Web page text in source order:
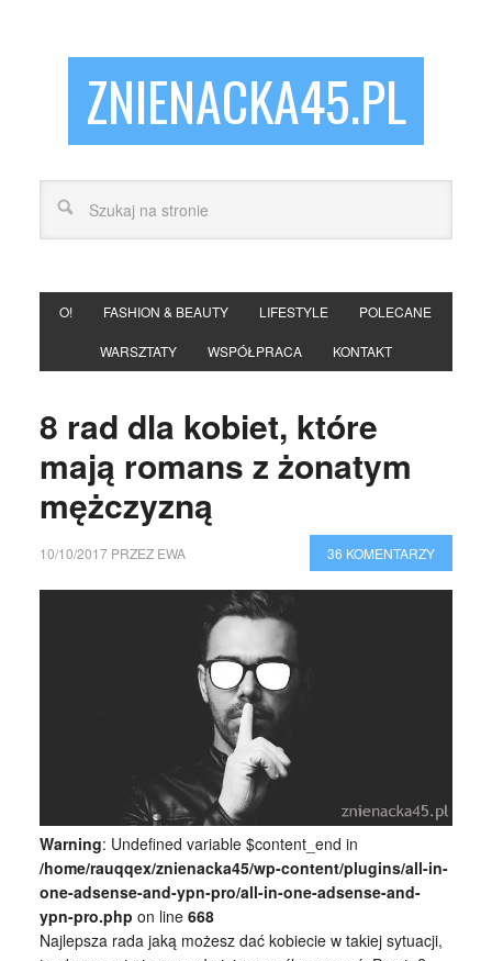
ZNIENACKA45.PL
O! FASHION & BEAUTY LIFESTYLE POLECANE
WARSZTATY WSPÓŁPRACA KONTAKT
8 rad dla kobiet, które
mają romans z żonatym
mężczyzną
10/10/2017PRZEZ EWA 36 KOMENTARZY
Warning: Undefined variable $content_end in
/home/rauqqex/znienacka45/wp-content/plugins/all-in-
one-adsense-and-ypn-pro/all-in-one-adsense-and-
ypn-pro.php on line 668
Najlepsza rada jaką możesz dać kobiecie w takiej sytuacji,